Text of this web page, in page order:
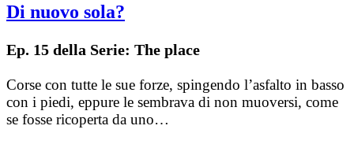
Di nuovo sola?
Ep. 15 della Serie: The place
Corse con tutte le sue forze, spingendo l’asfalto in basso
con i piedi, eppure le sembrava di non muoversi, come
se fosse ricoperta da uno…